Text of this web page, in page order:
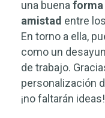
una buena forma
amistad entre
En torno a ella,
como un
de trabajo.
personalización
¡no faltarán ideas!